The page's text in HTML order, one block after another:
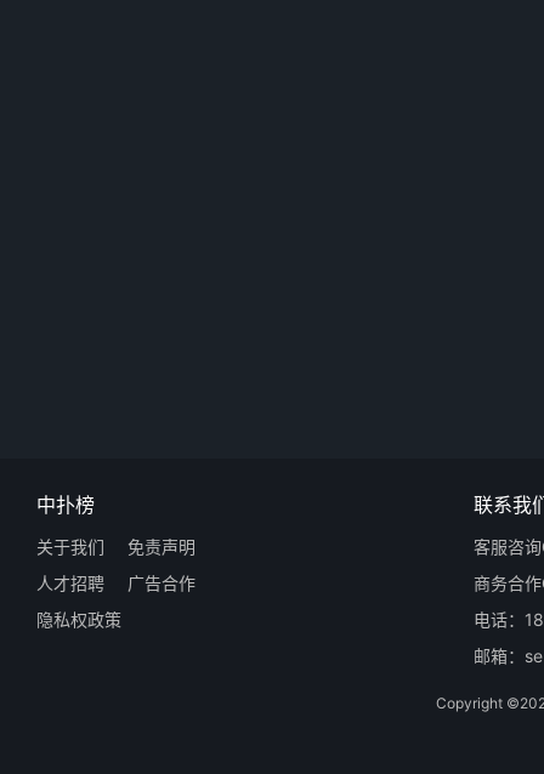
中扑榜
关于我们
免责声明
人才招聘
广告合作
隐私权政策
联系我
客服咨
商务合
电话：
邮箱：
Copyright